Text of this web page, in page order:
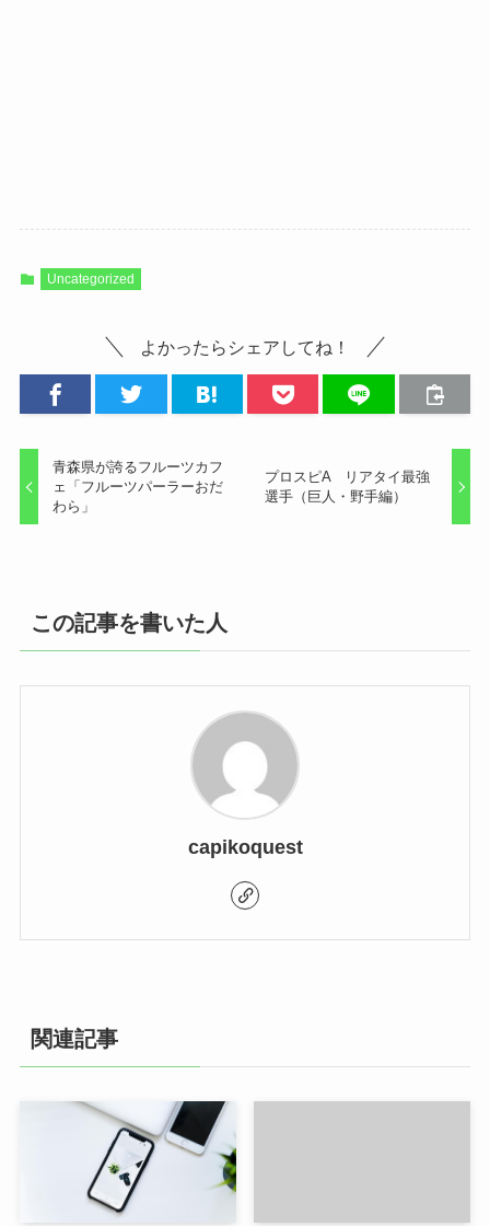
Uncategorized
よかったらシェアしてね！
青森県が誇るフルーツカフ
ェ「フルーツパーラーおだ
わら」
プロスピA リアタイ最強
選手（巨人・野手編）
この記事を書いた人
capikoquest
関連記事